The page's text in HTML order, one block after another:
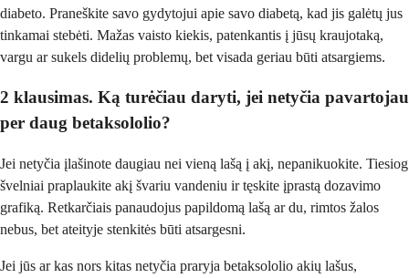
diabeto. Praneškite savo gydytojui apie savo diabetą, kad jis galėtų jus
tinkamai stebėti. Mažas vaisto kiekis, patenkantis į jūsų kraujotaką,
vargu ar sukels didelių problemų, bet visada geriau būti atsargiems.
2 klausimas. Ką turėčiau daryti, jei netyčia pavartojau
per daug betaksololio?
Jei netyčia įlašinote daugiau nei vieną lašą į akį, nepanikuokite. Tiesiog
švelniai praplaukite akį švariu vandeniu ir tęskite įprastą dozavimo
grafiką. Retkarčiais panaudojus papildomą lašą ar du, rimtos žalos
nebus, bet ateityje stenkitės būti atsargesni.
Jei jūs ar kas nors kitas netyčia praryja betaksololio akių lašus,